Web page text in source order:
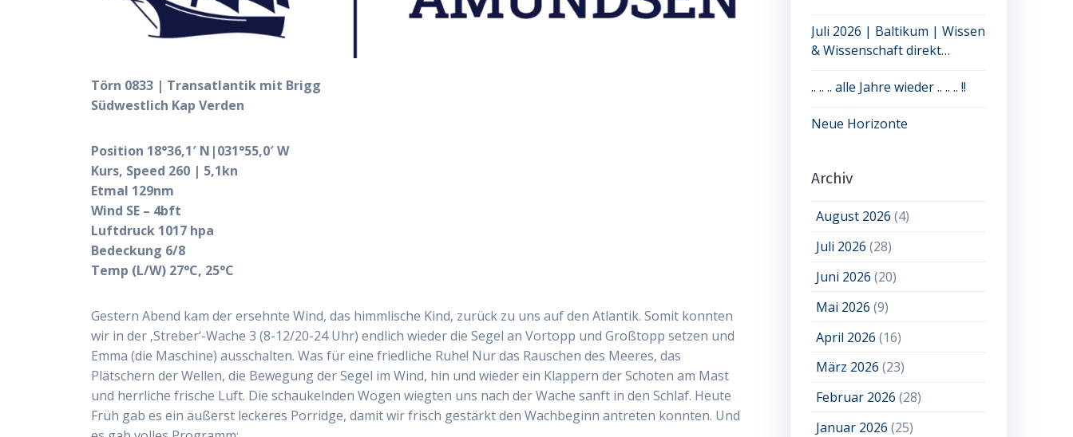
Törn 0833 | Transatlantik mit Brigg
Südwestlich Kap Verden
Position 18°36,1′ N|031°55,0′ W
Kurs, Speed 260 | 5,1kn
Etmal 129nm
Wind SE – 4bft
Luftdruck 1017 hpa
Bedeckung 6/8
Temp (L/W) 27°C, 25°C
Gestern Abend kam der ersehnte Wind, das himmlische Kind, zurück zu uns auf den Atlantik. Somit konnten
wir in der ‚Streber‘-Wache 3 (8-12/20-24 Uhr) endlich wieder die Segel an Vortopp und Großtopp setzen und
Emma (die Maschine) ausschalten. Was für eine friedliche Ruhe! Nur das Rauschen des Meeres, das
Plätschern der Wellen, die Bewegung der Segel im Wind, hin und wieder ein Klappern der Schoten am Mast
und herrliche frische Luft. Die schaukelnden Wogen wiegten uns nach der Wache sanft in den Schlaf. Heute
Früh gab es ein äußerst leckeres Porridge, damit wir frisch gestärkt den Wachbeginn antreten konnten. Und
Juli 2026 | Baltikum | Wissen
& Wissenschaft direkt
.. .. .. alle Jahre wieder .. .. .. !!
Neue Horizonte
Archiv
August 2026 (4)
Juli 2026 (28)
Juni 2026 (20)
Mai 2026 (9)
April 2026 (16)
März 2026 (23)
Februar 2026 (28)
Januar 2026 (25)